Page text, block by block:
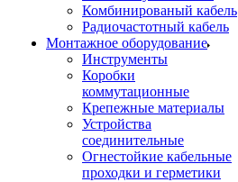
Комбинированый кабель
Радиочастотный кабель
Монтажное оборудование
Инструменты
Коробки
коммутационные
Крепежные материалы
Устройства
соединительные
Огнестойкие кабельные
проходки и герметики